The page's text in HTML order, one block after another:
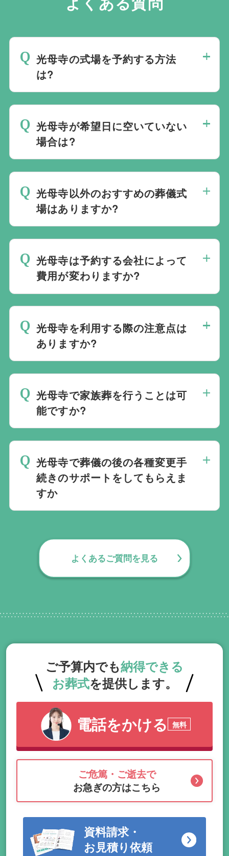
光母寺の式場を予約する方法
は?
ご予約は葬儀社を通じたお手続きが必要で
す。万が一の際は、当社むすびすにご連絡
ください。式場のご予約はもちろん、ご搬
送・ご安置・ご葬儀・葬儀後の各種手続き
まで、すべて一貫してお手伝いいたしま
す。
光母寺が希望日に空いていない
場合は?
います。また、1都3県1220式場と提携し
ておりますので、葬儀を検討している地域
周辺の式場を無料でご案内することも可能
です。自社会館を持たないことで無理に自
社会館を勧めることなく柔軟にご提案がで
きます。
光母寺以外のおすすめの葬儀式
場はありますか?
すすめの式場をご紹介させていただきま
す。また、式場でご葬儀気を行うのが一般
的ですが、どこで葬儀を行うかは多様化し
ており必ずしも式場を借りて行う必要はな
く、近年では自宅でご葬儀を行う自宅葬を
選ばれる方もいます。私たちは自宅でのご
ご希望がありましたら遠慮なくお申し付け
ください。
光母寺は予約する会社によって
費用が変わりますか?
ら予約をしても式場利用料は同じです。
光母寺を利用する際の注意点は
ありますか?
れる人数によって選んだ式場が適している
か注意しておくと良いです。当社の相談員
は斎場を熟知しておりますので、ご不安な
点がありましたらお気軽にご相談くださ
い。
光母寺で家族葬を行うことは可
能ですか?
要望にお応えしております。
光母寺で葬儀の後の各種変更手
続きのサポートをしてもらえま
すか
の手続きとお答えになる方が70パーセント
以上でして、お客様が日常にお戻りいただ
くまでの期間、回数の制限なく、当社の専
よくあるご質問を見る
ご予算内でも納得できる
お葬式を提供します。
電話をかける 無料
ご危篤・ご逝去で
お急ぎの方はこちら
資料請求・
お見積り依頼